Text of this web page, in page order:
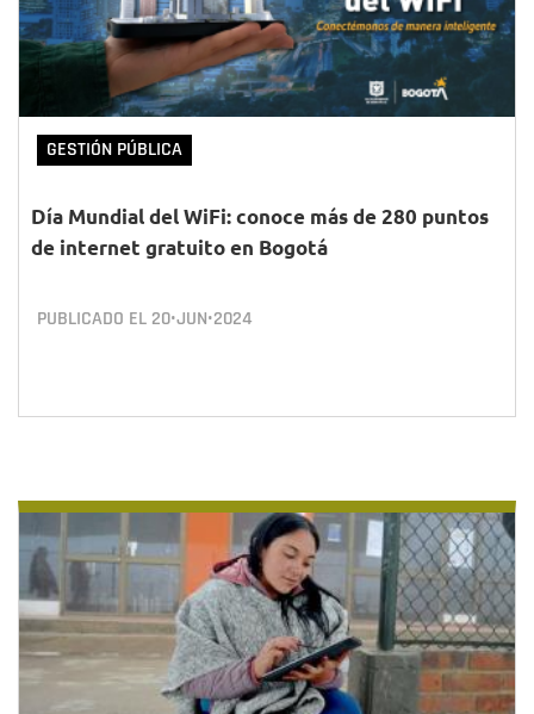
GESTIÓN PÚBLICA
Día Mundial del WiFi: conoce más de 280 puntos
de internet gratuito en Bogotá
PUBLICADO EL 20•JUN•2024